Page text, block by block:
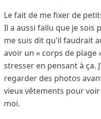
Le fait de me fixer de
Il a aussi fallu que je sois
me suis dit qu'il faudrait
avoir un « corps de plage
stresser en pensant à ça.
regarder des photos
vieux vêtements pour
moi.